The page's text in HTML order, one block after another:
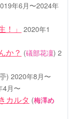
年6月〜2024年
」
2020年1
か？ (礒部花凜) 2
) 2020年8月〜
4月〜
カルタ (梅澤め